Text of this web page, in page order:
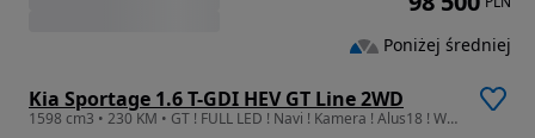
Kia Sportage 1.6 T-GDI HEV GT Line 2WD
1598 cm3 • 230 KM • GT ! FULL LED ! Navi ! Kamera ! Alus18 ! Warto ! ASO23
Poniżej średniej